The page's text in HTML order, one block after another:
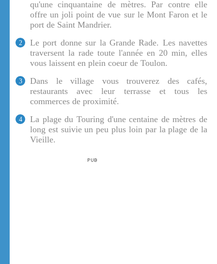
qu'une cinquantaine de mètres. Par contre elle
offre un joli point de vue sur le Mont Faron et le
port de Saint Mandrier.
2
Le port donne sur la Grande Rade. Les navettes
traversent la rade toute l'année en 20 min, elles
vous laissent en plein coeur de Toulon.
3
Dans le village vous trouverez des cafés,
restaurants avec leur terrasse et tous les
commerces de proximité.
4
La plage du Touring d'une centaine de mètres de
long est suivie un peu plus loin par la plage de la
Vieille.